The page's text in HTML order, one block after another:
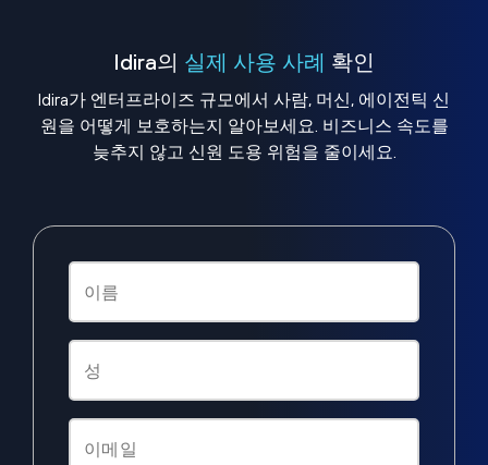
Idira의 실제 사용 사례 확인
Idira가 엔터프라이즈 규모에서 사람, 머신, 에이전틱 신
원을 어떻게 보호하는지 알아보세요. 비즈니스 속도를
늦추지 않고 신원 도용 위험을 줄이세요.